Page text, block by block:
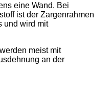
eine Wand. Bei
ist der Zargenrahmen
und wird mit
meist mit
an der